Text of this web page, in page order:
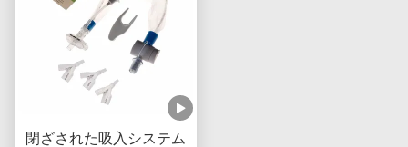
閉ざされた吸入システム